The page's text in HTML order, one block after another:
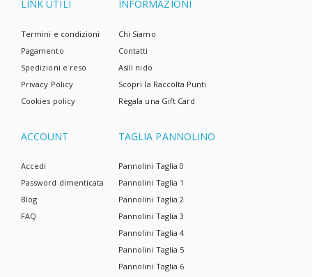
LINK UTILI
Termini e condizioni
Pagamento
Spedizioni e reso
Privacy Policy
Cookies policy
INFORMAZIONI
Chi Siamo
Contatti
Asili nido
Scopri la Raccolta Punti
Regala una Gift Card
ACCOUNT
Accedi
Password dimenticata
Blog
FAQ
TAGLIA PANNOLINO
Pannolini Taglia 0
Pannolini Taglia 1
Pannolini Taglia 2
Pannolini Taglia 3
Pannolini Taglia 4
Pannolini Taglia 5
Pannolini Taglia 6